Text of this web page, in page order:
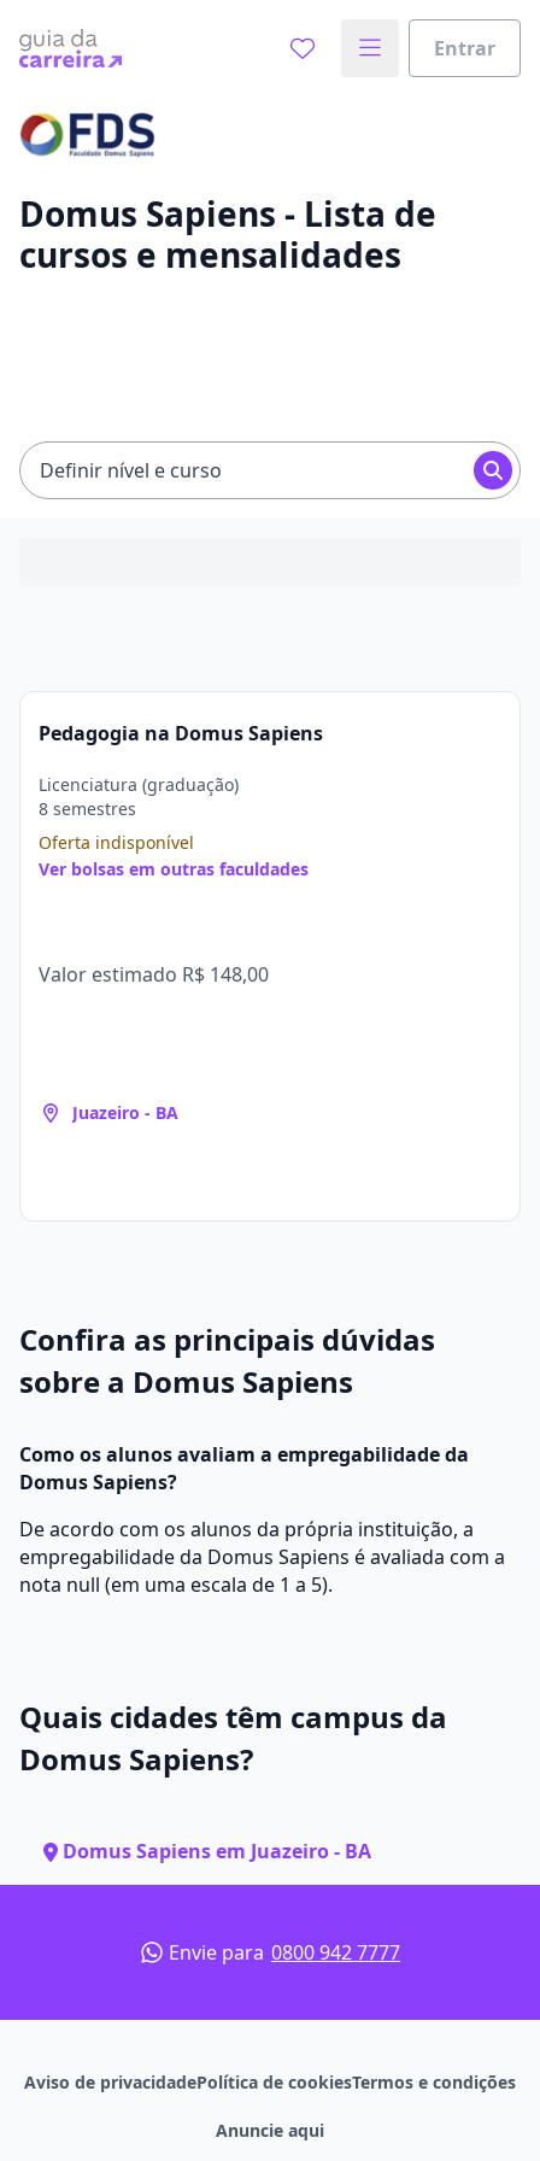
Entrar
Vamos te guiar no caminho ideal para seus estudos
Domus Sapiens - Lista de
cursos e mensalidades
Definir nível e curso
Pedagogia na Domus Sapiens
Licenciatura (graduação)
8 semestres
Oferta indisponível
Ver bolsas em outras faculdades
Valor estimado R$ 148,00
Juazeiro - BA
Confira as principais dúvidas
sobre a Domus Sapiens
Como os alunos avaliam a empregabilidade da
Domus Sapiens?
De acordo com os alunos da própria instituição, a
empregabilidade da Domus Sapiens é avaliada com a
nota null (em uma escala de 1 a 5).
Quais cidades têm campus da
Domus Sapiens?
Domus Sapiens em Juazeiro - BA
Envie para 0800 942 7777
Aviso de privacidadePolítica de cookiesTermos e condições
Anuncie aqui